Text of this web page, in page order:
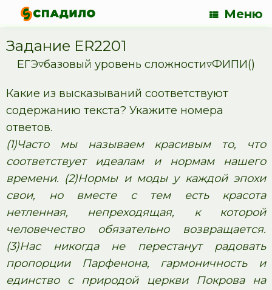
Меню
Задание ER2201
ЕГЭ▿базовый уровень сложности▿ФИПИ()
Какие из высказываний соответствуют
содержанию текста? Укажите номера
ответов.
(1)Часто мы называем красивым то, что
соответствует идеалам и нормам нашего
времени. (2)Нормы и моды у каждой эпохи
свои, но вместе с тем есть красота
нетленная, непреходящая, к которой
человечество обязательно возвращается.
(3)Нас никогда не перестанут радовать
пропорции Парфенона, гармоничность и
единство с природой церкви Покрова на